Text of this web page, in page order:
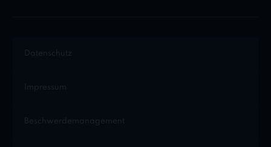
Datenschutz
Impressum
Beschwerdemanagement